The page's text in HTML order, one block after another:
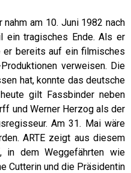
am 10. Juni 1982 nach
ein tragisches Ende. Als er
er bereits auf ein filmisches
verweisen. Die
hat, konnte das deutsche
gilt Fassbinder neben
und Werner Herzog als der
Am 31. Mai wäre
ARTE zeigt aus diesem
in dem Weggefährten wie
Cutterin und die Präsidentin